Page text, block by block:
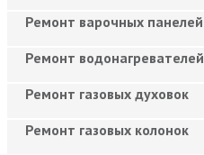
Ремонт варочных панелей
Ремонт водонагревателей
Ремонт газовых духовок
Ремонт газовых колонок